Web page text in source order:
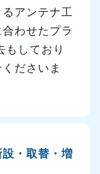
アンテナ工
わせたプラ
もしており
ださいま
・取替・増